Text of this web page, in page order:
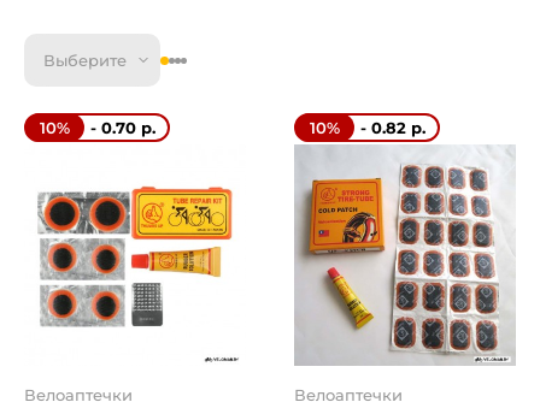
Выберите
10% - 0.70 р.
Велоаптечки
10% - 0.82 р.
Велоаптечки